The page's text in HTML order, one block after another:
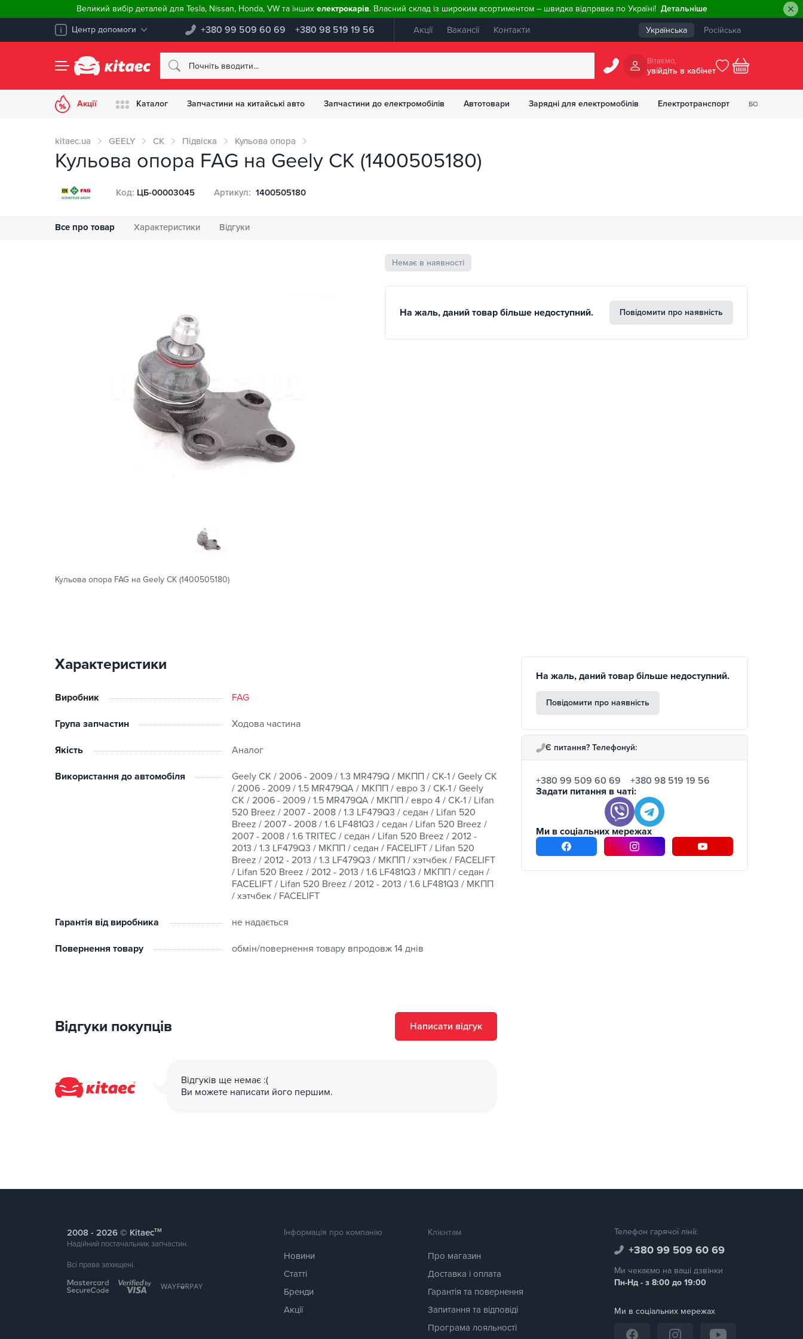
Великий вибір деталей для Tesla, Nissan, Honda, VW та інших електрокарів. Власний склад із широким асортиментом – швидка відправка по Україні! Детальніше
Центр допомоги +380 99 509 60 69 +380 98 519 19 56 Акції Вакансії Контакти Українська Російська
Вiтаємо,
увiйдiть в кабiнет
БОНУСІВ
Акції Каталог Запчастини на китайські авто Запчастини до електромобілів Автотовари Зарядні для електромобілів Електротранспорт
kitaec.ua GEELY CK Підвіска Кульова опора
Кульова опора FAG на Geely CK (1400505180)
Все про товар Характеристики Відгуки
Код: ЦБ-00003045 Артикул: 1400505180
Кульова опора FAG на Geely CK (1400505180)
Немає в наявності
На жаль, даний товар більше недоступний. Повідомити про наявність
Характеристики
Виробник FAG
Група запчастин Ходова частина
Якість Аналог
Використання до автомобіля
Geely CK / 2006 - 2009 / 1.3 MR479Q / МКПП / CK-1 / Geely CK
/ 2006 - 2009 / 1.5 MR479QA / МКПП / евро 3 / CK-1 / Geely
CK / 2006 - 2009 / 1.5 MR479QA / МКПП / евро 4 / CK-1 / Lifan
520 Breez / 2007 - 2008 / 1.3 LF479Q3 / седан / Lifan 520
Breez / 2007 - 2008 / 1.6 LF481Q3 / седан / Lifan 520 Breez /
2007 - 2008 / 1.6 TRITEC / седан / Lifan 520 Breez / 2012 -
2013 / 1.3 LF479Q3 / МКПП / седан / FACELIFT / Lifan 520
Breez / 2012 - 2013 / 1.3 LF479Q3 / МКПП / хэтчбек / FACELIFT
/ Lifan 520 Breez / 2012 - 2013 / 1.6 LF481Q3 / МКПП / седан /
FACELIFT / Lifan 520 Breez / 2012 - 2013 / 1.6 LF481Q3 / МКПП
/ хэтчбек / FACELIFT
Гарантія від виробника не надається
Повернення товару обмін/повернення товару впродовж 14 днів
Відгуки покупців Написати відгук
Відгуків ще немає :(
Ви можете написати його першим.
На жаль, даний товар більше недоступний.
Повідомити про наявність
Є питання? Телефонуй:
+380 99 509 60 69
+380 98 519 19 56
Задати питання в чаті:
Ми в соціальних мережах
Інформація про компанію
Новини
Статті
Бренди
Акції
Клієнтам
Про магазин
Доставка і оплата
Гарантія та повернення
Запитання та відповіді
Програма лояльності
Телефон гарячої лінії:
+380 99 509 60 69
Ми чекаємо на ваші дзвінки
Пн-Нд - з 8:00 до 19:00
Ми в соціальних мережах
2008 - © Kitaecтм
Надійний постачальник запчастин.
Всі права захищені.